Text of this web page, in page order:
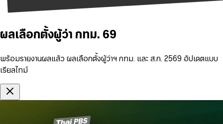
ผลเลือกตั้งผู้ว่า กทม. 69
พร้อมรายงานผลแล้ว ผลเลือกตั้งผู้ว่าฯ กทม. และ ส.ก. 2569 อัปเดตแบบ
เรียลไทม์